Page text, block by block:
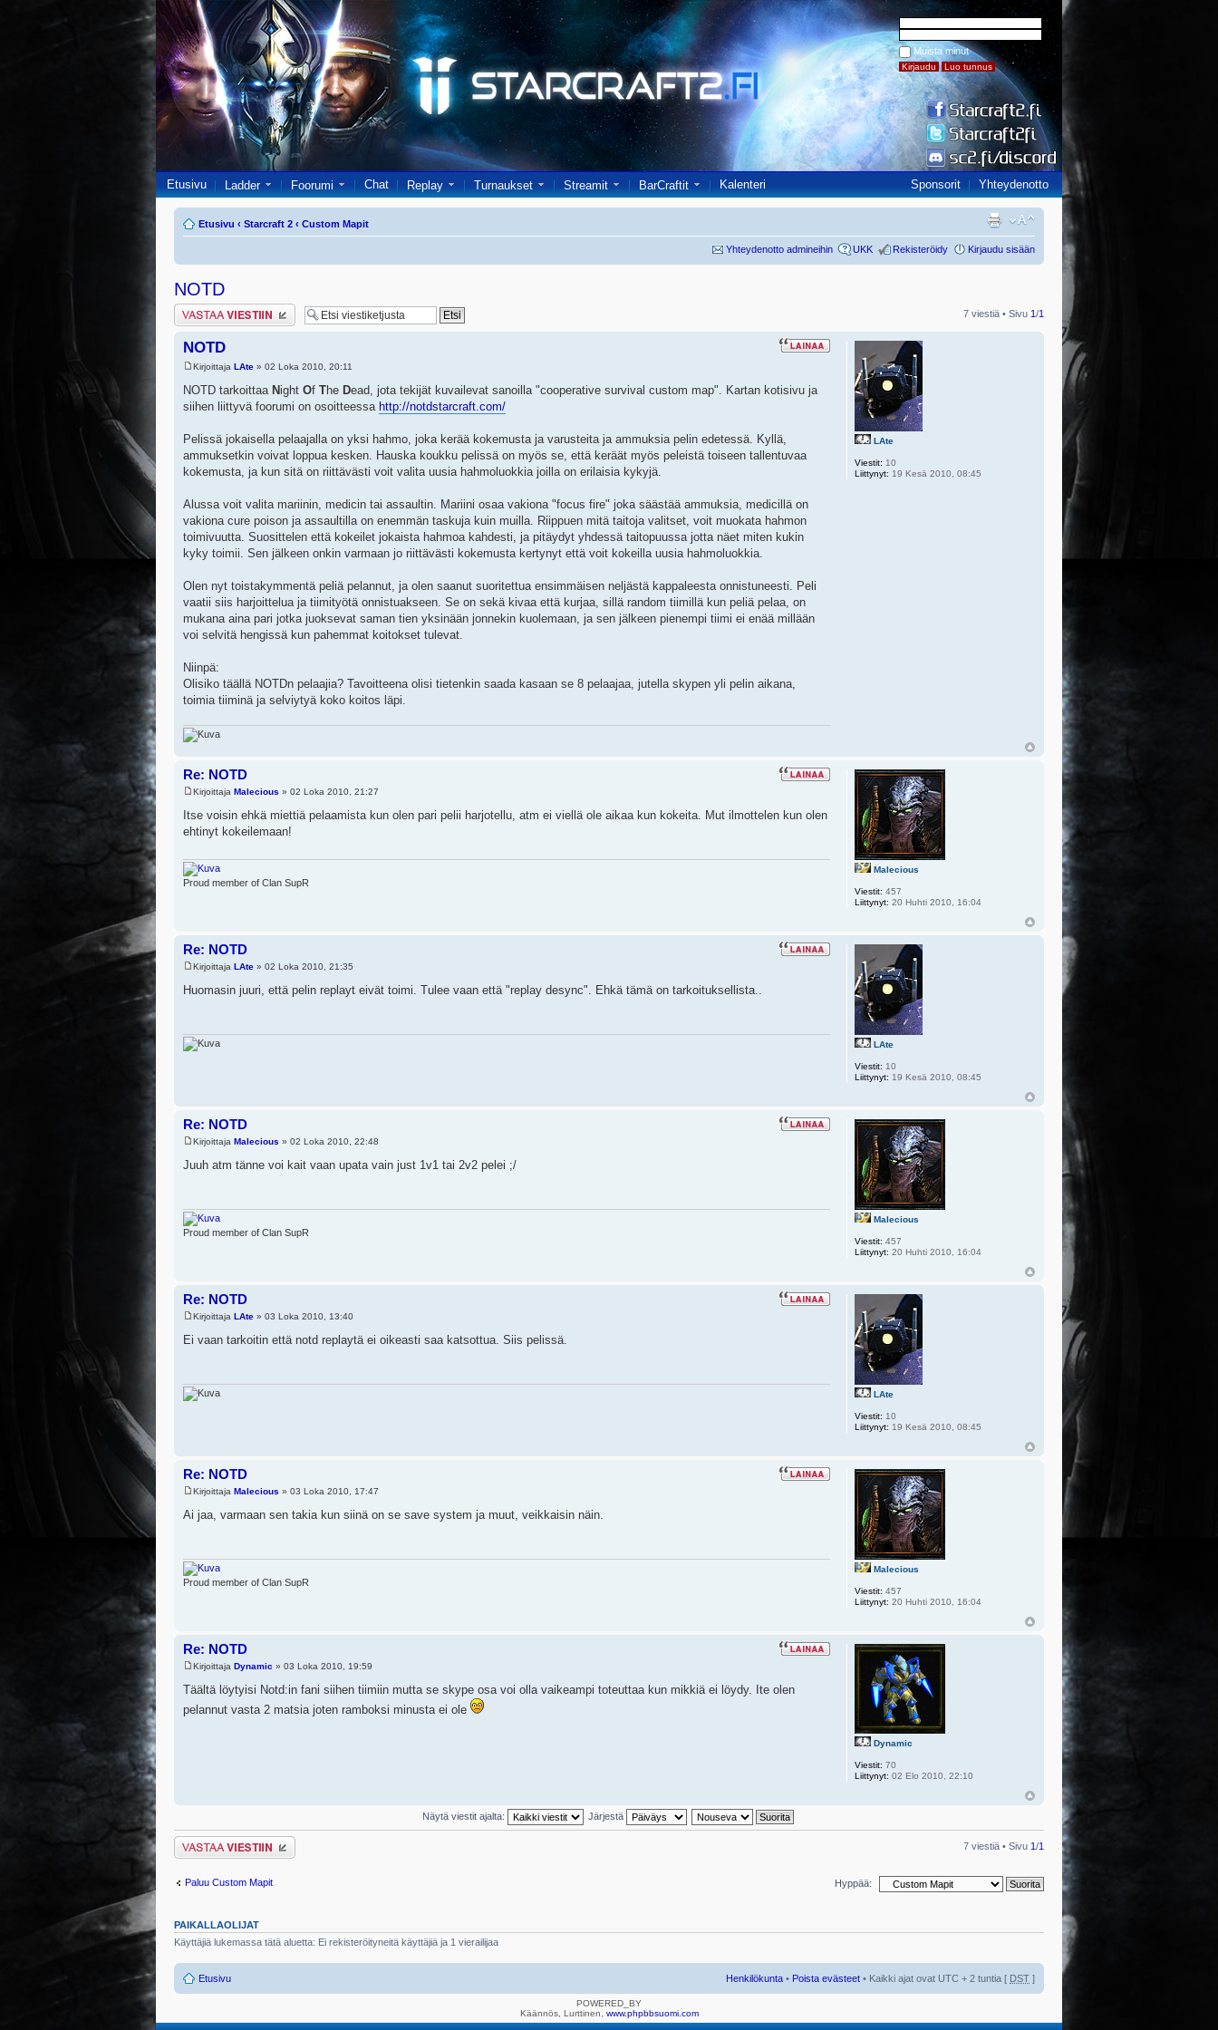
Muista minut
Etusivu Ladder Foorumi Chat Replay Turnaukset Streamit BarCraftit Kalenteri Sponsorit Yhteydenotto
Etusivu ‹ Starcraft 2 ‹ Custom Mapit
Yhteydenotto admineihin UKK Rekisteröidy Kirjaudu sisään
NOTD
Lähetä vastaus 7 viestiä • Sivu 1/1
NOTD
Kirjoittaja LAte » 02 Loka 2010, 20:11
NOTD tarkoittaa Night Of The Dead, jota tekijät kuvailevat sanoilla "cooperative survival custom map". Kartan kotisivu ja
siihen liittyvä foorumi on osoitteessa http://notdstarcraft.com/
Pelissä jokaisella pelaajalla on yksi hahmo, joka kerää kokemusta ja varusteita ja ammuksia pelin edetessä. Kyllä,
ammuksetkin voivat loppua kesken. Hauska koukku pelissä on myös se, että keräät myös peleistä toiseen tallentuvaa
kokemusta, ja kun sitä on riittävästi voit valita uusia hahmoluokkia joilla on erilaisia kykyjä.
Alussa voit valita mariinin, medicin tai assaultin. Mariini osaa vakiona "focus fire" joka säästää ammuksia, medicillä on
vakiona cure poison ja assaultilla on enemmän taskuja kuin muilla. Riippuen mitä taitoja valitset, voit muokata hahmon
toimivuutta. Suosittelen että kokeilet jokaista hahmoa kahdesti, ja pitäydyt yhdessä taitopuussa jotta näet miten kukin
kyky toimii. Sen jälkeen onkin varmaan jo riittävästi kokemusta kertynyt että voit kokeilla uusia hahmoluokkia.
Olen nyt toistakymmentä peliä pelannut, ja olen saanut suoritettua ensimmäisen neljästä kappaleesta onnistuneesti. Peli
vaatii siis harjoittelua ja tiimityötä onnistuakseen. Se on sekä kivaa että kurjaa, sillä random tiimillä kun peliä pelaa, on
mukana aina pari jotka juoksevat saman tien yksinään jonnekin kuolemaan, ja sen jälkeen pienempi tiimi ei enää millään
voi selvitä hengissä kun pahemmat koitokset tulevat.
Niinpä:
Olisiko täällä NOTDn pelaajia? Tavoitteena olisi tietenkin saada kasaan se 8 pelaajaa, jutella skypen yli pelin aikana,
toimia tiiminä ja selviytyä koko koitos läpi.
LAte
Viestit: 10
Liittynyt: 19 Kesä 2010, 08:45
Re: NOTD
Kirjoittaja Malecious » 02 Loka 2010, 21:27
Itse voisin ehkä miettiä pelaamista kun olen pari pelii harjotellu, atm ei viellä ole aikaa kun kokeita. Mut ilmottelen kun olen
ehtinyt kokeilemaan!
Proud member of Clan SupR
Malecious
Viestit: 457
Liittynyt: 20 Huhti 2010, 16:04
Re: NOTD
Kirjoittaja LAte » 02 Loka 2010, 21:35
Huomasin juuri, että pelin replayt eivät toimi. Tulee vaan että "replay desync". Ehkä tämä on tarkoituksellista..
LAte
Viestit: 10
Liittynyt: 19 Kesä 2010, 08:45
Re: NOTD
Kirjoittaja Malecious » 02 Loka 2010, 22:48
Juuh atm tänne voi kait vaan upata vain just 1v1 tai 2v2 pelei ;/
Proud member of Clan SupR
Malecious
Viestit: 457
Liittynyt: 20 Huhti 2010, 16:04
Re: NOTD
Kirjoittaja LAte » 03 Loka 2010, 13:40
Ei vaan tarkoitin että notd replaytä ei oikeasti saa katsottua. Siis pelissä.
LAte
Viestit: 10
Liittynyt: 19 Kesä 2010, 08:45
Re: NOTD
Kirjoittaja Malecious » 03 Loka 2010, 17:47
Ai jaa, varmaan sen takia kun siinä on se save system ja muut, veikkaisin näin.
Proud member of Clan SupR
Malecious
Viestit: 457
Liittynyt: 20 Huhti 2010, 16:04
Re: NOTD
Kirjoittaja Dynamic » 03 Loka 2010, 19:59
Täältä löytyisi Notd:in fani siihen tiimiin mutta se skype osa voi olla vaikeampi toteuttaa kun mikkiä ei löydy. Ite olen
pelannut vasta 2 matsia joten ramboksi minusta ei ole
Dynamic
Viestit: 70
Liittynyt: 02 Elo 2010, 22:10
Näytä viestit ajalta: Järjestä
Lähetä vastaus 7 viestiä • Sivu 1/1
Paluu Custom Mapit Hyppää:
PAIKALLAOLIJAT
Käyttäjiä lukemassa tätä aluetta: Ei rekisteröityneitä käyttäjiä ja 1 vierailijaa
Etusivu Henkilökunta • Poista evästeet • Kaikki ajat ovat UTC + 2 tuntia [ DST ]
POWERED_BY
Käännös, Lurttinen, www.phpbbsuomi.com